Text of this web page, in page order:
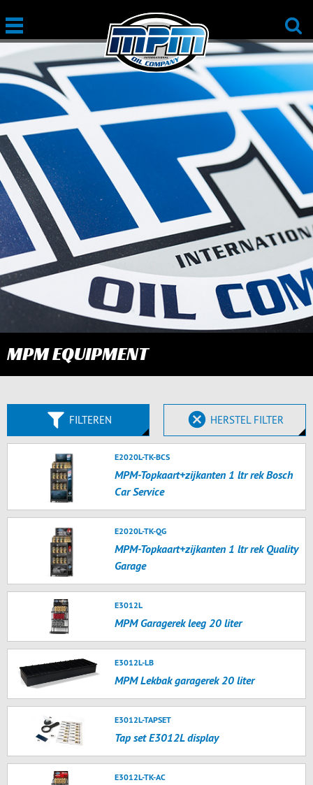
MPM EQUIPMENT
FILTEREN HERSTEL FILTER
E2020L-TK-BCS
MPM-Topkaart+zijkanten 1 ltr rek Bosch
Car Service
E2020L-TK-QG
MPM-Topkaart+zijkanten 1 ltr rek Quality
Garage
E3012L
MPM Garagerek leeg 20 liter
E3012L-LB
MPM Lekbak garagerek 20 liter
E3012L-TAPSET
Tap set E3012L display
E3012L-TK-AC